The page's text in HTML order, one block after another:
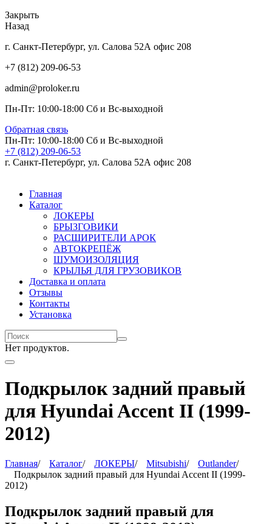
Закрыть
Назад
г. Санкт-Петербург, ул. Салова 52А офис 208
+7 (812) 209-06-53
admin@proloker.ru
Пн-Пт: 10:00-18:00 Сб и Вс-выходной
Обратная связь
Пн-Пт: 10:00-18:00 Сб и Вс-выходной
+7 (812) 209-06-53
г. Санкт-Петербург, ул. Салова 52А офис 208
Главная
Каталог
ЛОКЕРЫ
БРЫЗГОВИКИ
РАСШИРИТЕЛИ АРОК
АВТОКРЕПЁЖ
ШУМОИЗОЛЯЦИЯ
КРЫЛЬЯ ДЛЯ ГРУЗОВИКОВ
Доставка и оплата
Отзывы
Контакты
Установка
Нет продуктов.
Подкрылок задний правый
для Hyundai Accent II (1999-
2012)
Главная/ Каталог/ ЛОКЕРЫ/ Mitsubishi/ Outlander/
Подкрылок задний правый для Hyundai Accent II (1999-
2012)
Подкрылок задний правый для